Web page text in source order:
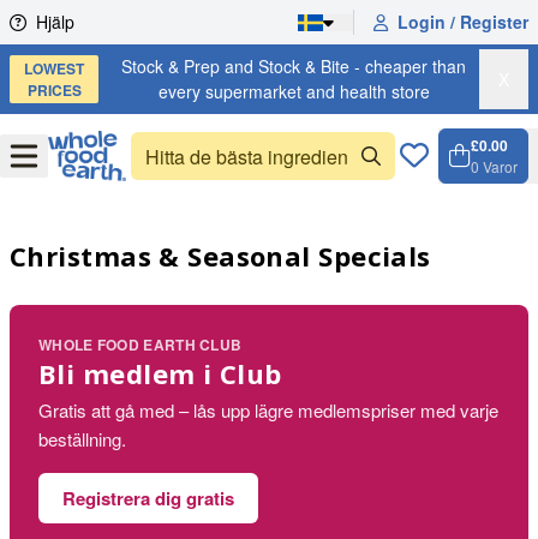
Skip to content
Hjälp Login / Register
LOWEST
PRICES
Stock & Prep and Stock & Bite - cheaper than
every supermarket and health store
OpenMenu
£0.00
0 Varor
Christmas & Seasonal Specials
WHOLE FOOD EARTH CLUB
Bli medlem i Club
Gratis att gå med – lås upp lägre medlemspriser med varje
beställning.
Registrera dig gratis